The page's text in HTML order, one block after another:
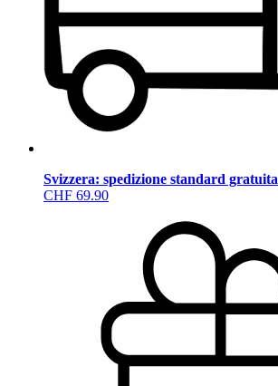
Svizzera: spedizione standard gratuita
CHF 69.90